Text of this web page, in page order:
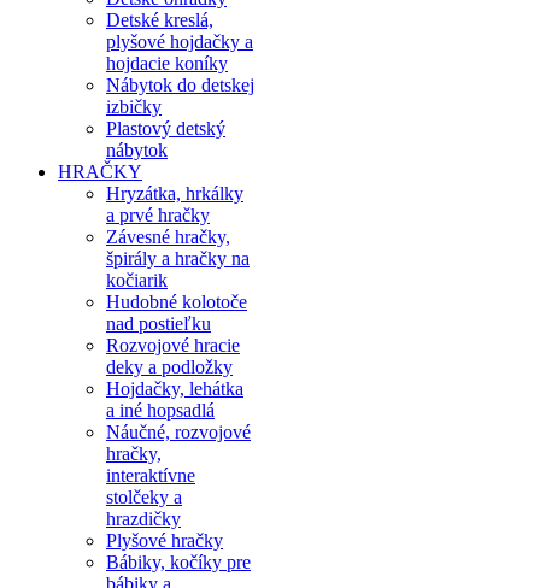
Detské kreslá,
plyšové hojdačky a
hojdacie koníky
Nábytok do detskej
izbičky
Plastový detský
nábytok
HRAČKY
Hryzátka, hrkálky
a prvé hračky
Závesné hračky,
špirály a hračky na
kočiarik
Hudobné kolotoče
nad postieľku
Rozvojové hracie
deky a podložky
Hojdačky, lehátka
a iné hopsadlá
Náučné, rozvojové
hračky,
interaktívne
stolčeky a
hrazdičky
Plyšové hračky
Bábiky, kočíky pre
bábiky a